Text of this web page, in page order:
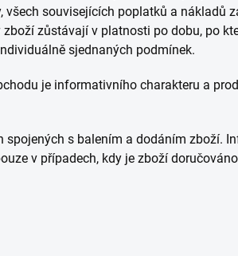
souvisejících poplatků a nákladů
zůstávají v platnosti po dobu, po
sjednaných podmínek.
je informativního charakteru a
s balením a dodáním zboží.
v případech, kdy je zboží